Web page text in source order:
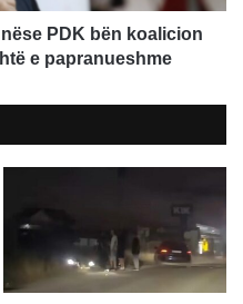
PDK bën koalicion
e papranueshme